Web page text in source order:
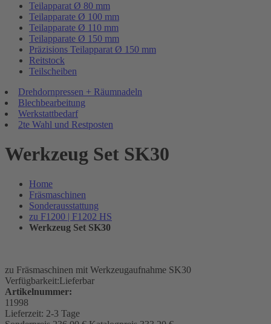
Teilapparat Ø 80 mm
Teilapparate Ø 100 mm
Teilapparate Ø 110 mm
Teilapparate Ø 150 mm
Präzisions Teilapparat Ø 150 mm
Reitstock
Teilscheiben
Drehdornpressen + Räumnadeln
Blechbearbeitung
Werkstattbedarf
2te Wahl und Restposten
Werkzeug Set SK30
Home
Fräsmaschinen
Sonderausstattung
zu F1200 | F1202 HS
Werkzeug Set SK30
zu Fräsmaschinen mit Werkzeugaufnahme SK30
Verfügbarkeit:Lieferbar
Artikelnummer:
11998
Lieferzeit: 2-3 Tage